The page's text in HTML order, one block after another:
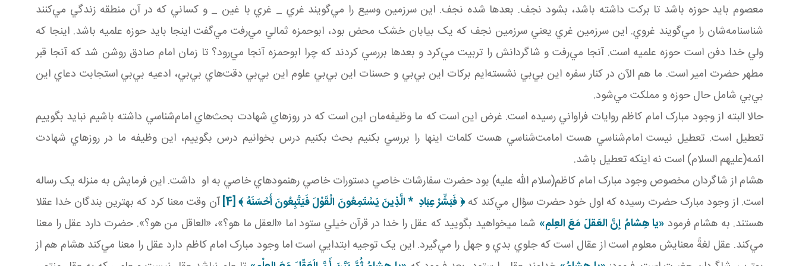
معصوم بايد حوزه باشد تا برکت داشته باشد، بشود نجف. بعدها شده نجف. اين سرزمين وسيع را مي‌گويند غري _ غري با غين _ و کساني که در آن منطقه زندگي مي‌کنند
شناسنامه‌شان را مي‌گويند غروي. اين سرزمين غري يعني سرزمين نجف که يک بيابان خشک محض بود، ابوحمزه ثمالي مي‌رفت مي‌گفت اينجا بايد حوزه علميه باشد. اينجا که
ولي خدا دفن است حوزه علميه است. آنجا مي‌رفت و شاگردانش را تربيت مي‌کرد و بعدها بررسي کردند که چرا ابوحمزه آنجا مي‌رود؟ تا زمان امام صادق روشن شد که آنجا قبر
مطهر حضرت امير است. ما هم الآن در کنار سفره اين بي‌بي نشسته‌ايم برکات اين بي‌بي و حسنات اين بي‌بي علوم اين بي‌بي دقت‌هاي بي‌بي، ادعيه بي‌بي استجابت دعاي اين
بي‌بي شامل حال حوزه و مملکت مي‌شود.
حالا البته از وجود مبارک امام کاظم روايات فراواني رسيده است. غرض اين است که ما وظيفه‌مان اين است که در روزهاي شهادت بحث‌هاي امام‌شناسي داشته باشيم نبايد بگوييم
تعطيل است. تعطيل نيست امام‌شناسي هست امامت‌شناسي هست کلمات اينها را بررسي بکنيم بحث بکنيم درس بخوانيم درس بگوييم، اين وظيفه ما در روزهاي شهادت
ائمه(عليهم السلام) است نه اينکه تعطيل باشد.
هشام از شاگردان مخصوص وجود مبارک امام کاظم‌(سلام الله عليه) بود حضرت سفارشات خاصي دستورات خاصي رهنمودهاي خاصي به او داشت. اين فرمايش به منزله يک رساله
است. از وجود مبارک حضرت رسيده که اول خود حضرت سؤال مي‌کند که﴿فَبَشِّرْ عِبَادِ *الَّذِينَ يَسْتَمِعُونَ الْقَوْلَ فَيَتَّبِعُونَ أَحْسَنَهُ﴾[4]
آن وقت معنا کرد که بهترين بندگان خدا عقلا
هستند. به هشام فرمود «يا هِشامُ إنَّ العَقلَ مَعَ العِلمِ» شما می­خواهيد بگوييد که عقل را خدا در قرآن خيلي ستود اما «العقل ما هو؟»، «العاقل من هو؟». حضرت دارد عقل را معنا
مي‌کند. عقل لغةً معنايش معلوم است از عقال است که جلوي بدي و جهل را مي‌گيرد. اين يک توجيه ابتدايي است اما وجود مبارک امام کاظم دارد عقل را معنا مي‌کند هشام هم از